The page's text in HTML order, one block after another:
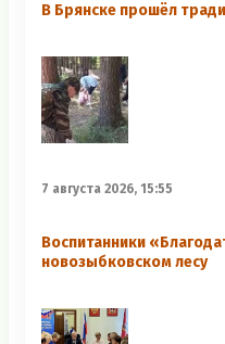
В Брянске прошёл
7 августа 2026, 15:55
Воспитанники
новозыбковском лесу